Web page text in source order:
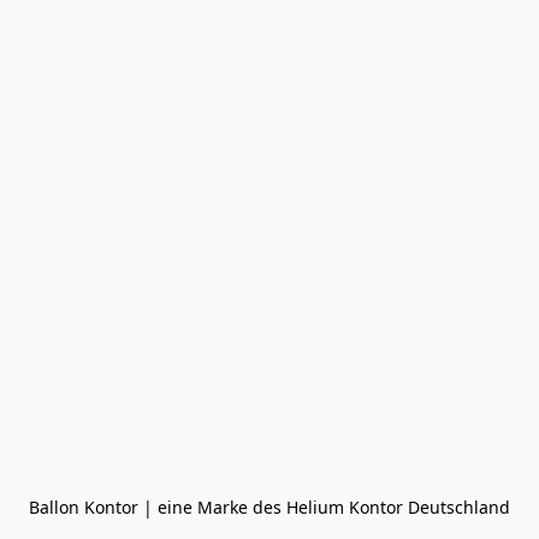
Ballon Kontor | eine Marke des Helium Kontor Deutschland